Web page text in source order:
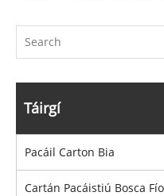
Táirgí
Pacáil Carton Bia
Cartán Pacáistiú Bosca